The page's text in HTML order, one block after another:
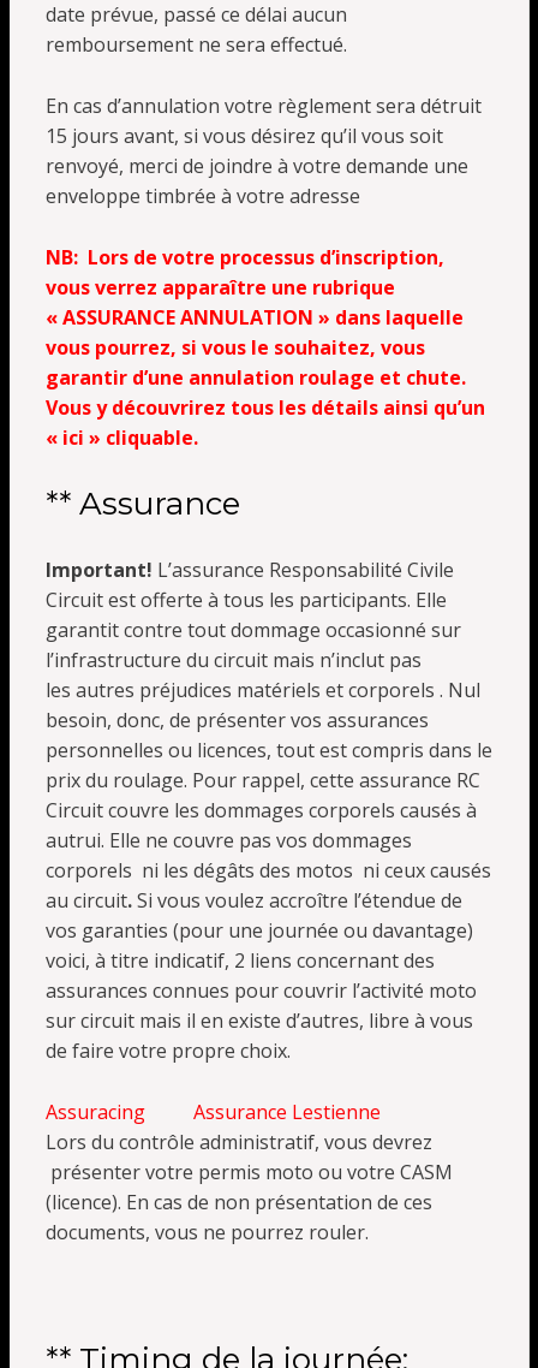
date prévue, passé ce délai aucun
remboursement ne sera effectué.
En cas d’annulation votre règlement sera détruit
15 jours avant, si vous désirez qu’il vous soit
renvoyé, merci de joindre à votre demande une
enveloppe timbrée à votre adresse
NB: Lors de votre processus d’inscription,
vous verrez apparaître une rubrique
« ASSURANCE ANNULATION » dans laquelle
vous pourrez, si vous le souhaitez, vous
garantir d’une annulation roulage et chute.
Vous y découvrirez tous les détails ainsi qu’un
« ici » cliquable.
** Assurance
Important! L’assurance Responsabilité Civile
Circuit est offerte à tous les participants. Elle
garantit contre tout dommage occasionné sur
l’infrastructure du circuit mais n’inclut pas
les autres préjudices matériels et corporels . Nul
besoin, donc, de présenter vos assurances
personnelles ou licences, tout est compris dans le
prix du roulage. Pour rappel, cette assurance RC
Circuit couvre les dommages corporels causés à
autrui. Elle ne couvre pas vos dommages
corporels ni les dégâts des motos ni ceux causés
au circuit.Si vous voulez accroître l’étendue de
vos garanties (pour une journée ou davantage)
voici, à titre indicatif, 2 liens concernant des
assurances connues pour couvrir l’activité moto
sur circuit mais il en existe d’autres, libre à vous
de faire votre propre choix.
Assuracing
Assurance Lestienne
Lors du contrôle administratif, vous devrez
présenter votre permis moto ou votre CASM
(licence). En cas de non présentation de ces
documents, vous ne pourrez rouler.
** Timing de la journée: